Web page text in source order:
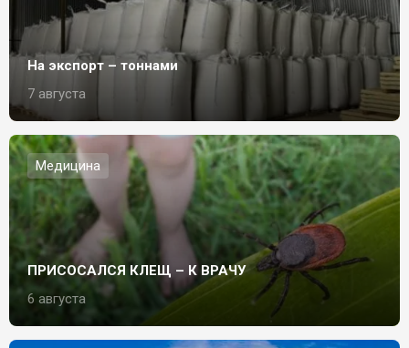
На экспорт – тоннами
7 августа
Медицина
ПРИСОСАЛСЯ КЛЕЩ – К ВРАЧУ
6 августа